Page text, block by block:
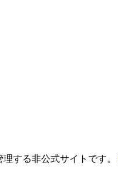
する非公式サイトです。